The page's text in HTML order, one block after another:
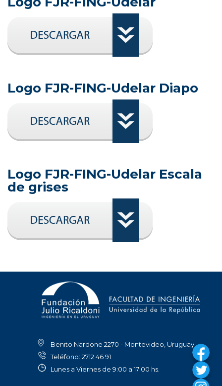
Logo FJR-FING-Udelar Diapo
Logo FJR-FING-Udelar Escala
de grises
Benito Nardone 2270 - Montevideo, Uruguay
Teléfono: 2712 46 91
Lunes a Viernes de 9:00 a 17:00 hs.